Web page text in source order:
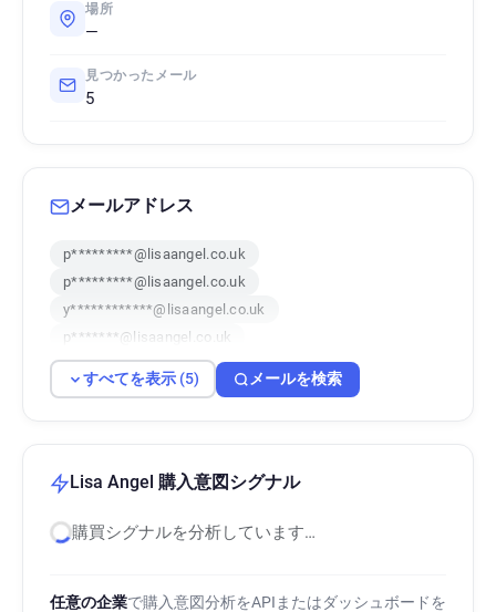
場所
—
見つかったメール
5
メールアドレス
p*********@lisaangel.co.uk
p*********@lisaangel.co.uk
y************@lisaangel.co.uk
p*******@lisaangel.co.uk
h**********@lisaangel.co.uk
すべてを表示 (5) メールを検索
Lisa Angel 購入意図シグナル
購買シグナルを分析しています…
任意の企業で購入意図分析をAPIまたはダッシュボードを